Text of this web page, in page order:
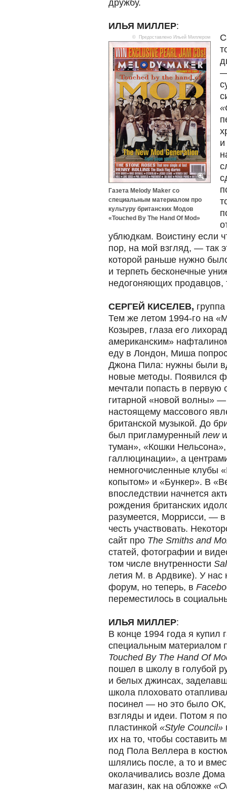
дружбу.
ИЛЬЯ МИЛЛЕР:
© Предоставлено Ильей Миллером
Газета Melody Maker со
специальным материалом про
культуру британских Модов
«Touched By The Hand Of Mod»
и
ублюдкам. Воистину если
пор, на мой взгляд, — так
которой раньше нужно
и терпеть бесконечные
недогоняющих продавцов,
СЕРГЕЙ КИСЕЛЕВ, группа
Тем же летом 1994-го на
Козырев, глаза его
американским»
еду в Лондон, Миша
Джона Пила: нужны были
новые методы. Появился
мечтали попасть в первую
гитарной «новой волны»
настоящему массового
британской музыкой. До
был пригламуренный new
туман», «Кошки
галлюцинации», а
немногочисленные клубы
копытом» и «Бункер». В
впоследствии начнется
рождения британских
разумеется, Моррисси, —
честь участвовать.
сайт про The Smiths and
статей, фотографии и
том числе внутренности
летия М. в Ардвике). У нас
форум, но теперь, в
переместилось в
ИЛЬЯ МИЛЛЕР:
В конце 1994 года я купил
специальным материалом
Touched By The Hand Of
пошел в школу в голубой
и белых джинсах,
школа плоховато
посинел — но это было ОК,
взгляды и идеи. Потом я
пластинкой «Style Council»
их на то, чтобы
под Пола Веллера в
шлялись после, а то и
околачивались возле
магазин, как на обложке